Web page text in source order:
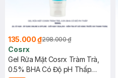
135.000 ₫298.000 ₫
Cosrx
Gel Rửa Mặt Cosrx Tràm Trà,
0.5% BHA Có Độ pH Thấp